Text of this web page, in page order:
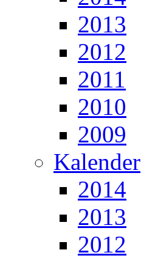
2013
2012
2011
2010
2009
Kalender
2014
2013
2012